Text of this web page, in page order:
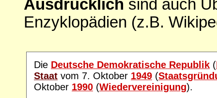
Ausdrücklich sind auch
Enzyklopädien (z.B.
Die Deutsche Demokratische Republik (
Staat vom 7. Oktober 1949 (
Oktober 1990 (Wiedervereinigung).